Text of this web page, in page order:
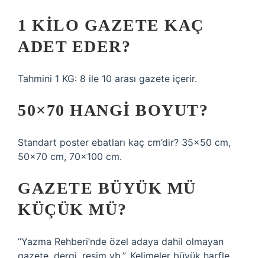
1 KILO GAZETE KAÇ
ADET EDER?
Tahmini 1 KG: 8 ile 10 arası gazete içerir.
50×70 HANGI BOYUT?
Standart poster ebatları kaç cm’dir? 35×50 cm,
50×70 cm, 70×100 cm.
GAZETE BÜYÜK MÜ
KÜÇÜK MÜ?
“Yazma Rehberi’nde özel adaya dahil olmayan
gazete, dergi, resim vb.”. Kelimeler büyük harfle